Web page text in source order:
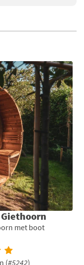
Giethoorn
met boot
(#5242)